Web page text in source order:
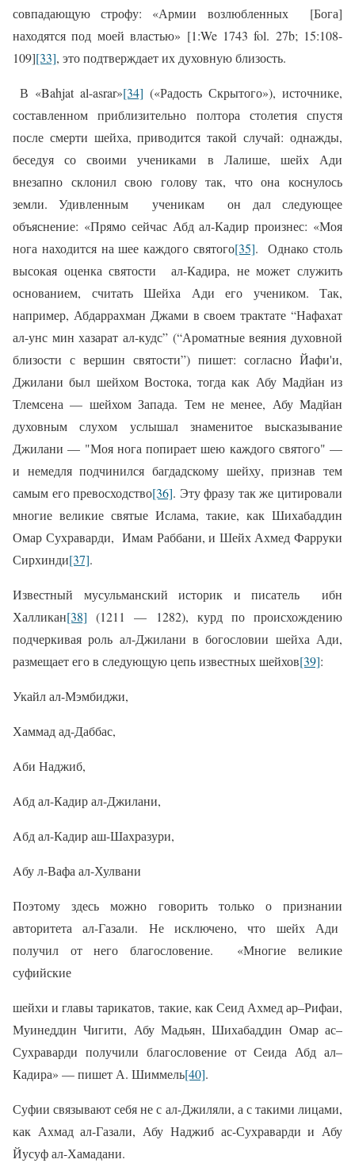
совпадающую строфу:
«Армии возлюбленных
[Бога]
находятся под моей властью» [1:We1743fol. 27b; 15:108-
109][33], это подтверждает их духовную близость.
В «Bahjat al-asrar»[34] («Радость Скрытого»), источнике,
составленном приблизительно полтора столетия спустя
после смерти шейха, приводится такой случай: однажды,
беседуя со своими учениками в Лалише, шейх Ади
внезапно склонил свою голову так, что она коснулось
земли. Удивленным
ученикам
он дал следующее
объяснение: «Прямо сейчас Абд ал-Кадир произнес: «Моя
нога находится на шее каждого святого[35].
Однако столь
высокая оценка святости
ал-Кадира, не может служить
основанием, считать Шейха Ади его учеником. Так,
например, Абдаррахман Джами в своем трактате “Нафахат
ал-унс мин хазарат ал-кудс” (“Ароматные веяния духовной
близости с вершин святости”) пишет: согласно Йафи'и,
Джилани был шейхом Востока, тогда как Абу Мадйан из
Тлемсена — шейхом Запада. Тем не менее, Абу Мадйан
духовным слухом услышал знаменитое высказывание
Джилани — "Моя нога попирает шею каждого святого" —
и немедля подчинился багдадскому шейху, признав тем
самым его превосходство[36]. Эту фразу так же цитировали
многие великие святые Ислама, такие, как Шихабаддин
Омар Сухраварди, Имам Раббани, и Шейх Ахмед Фарруки
Сирхинди[37].
Известный мусульманский историк и писатель
ибн
Халликан[38] (1211 — 1282), курд по происхождению
подчеркивая роль ал-Джилани в богословии шейха Ади,
размещает его в следующую цепь известных шейхов[39]:
Укайл ал-Мэмбиджи,
Хаммад ад-Даббас,
Aби Наджиб,
Aбд ал-Кадир ал-Джилани,
Aбд ал-Кадир аш-Шахразури,
Aбу л-Вафа ал-Хулвани
Поэтому здесь можно говорить только о признании
авторитета ал-Газали. Не исключено, что шейх Ади
получил от него благословение.
«Многие великие
суфийские
шейхи и главы тарикатов, такие, как Сеид Ахмед ар–Рифаи,
Муинеддин Чигити, Абу Мадьян, Шихабаддин Омар ас–
Сухраварди получили благословение от Сеида Абд ал–
Кадира» — пишет А. Шиммель[40].
Суфии связывают себя не с ал-Джиляли, а с такими лицами,
как Ахмад ал-Газали, Абу Наджиб ас-Сухраварди и Абу
Йусуф ал-Хамадани.